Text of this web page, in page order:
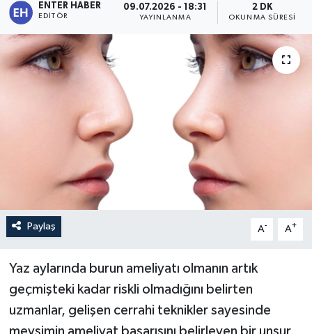
ENTER HABER
EDITÖR
09.07.2026 - 18:31
YAYINLANMA
2 DK
OKUNMA SÜRESI
Paylaş A- A+
Yaz aylarında burun ameliyatı olmanın artık
geçmişteki kadar riskli olmadığını belirten
uzmanlar, gelişen cerrahi teknikler sayesinde
mevsimin ameliyat başarısını belirleyen bir unsur